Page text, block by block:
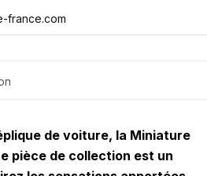
de voiture, la Miniature
pièce de collection est un